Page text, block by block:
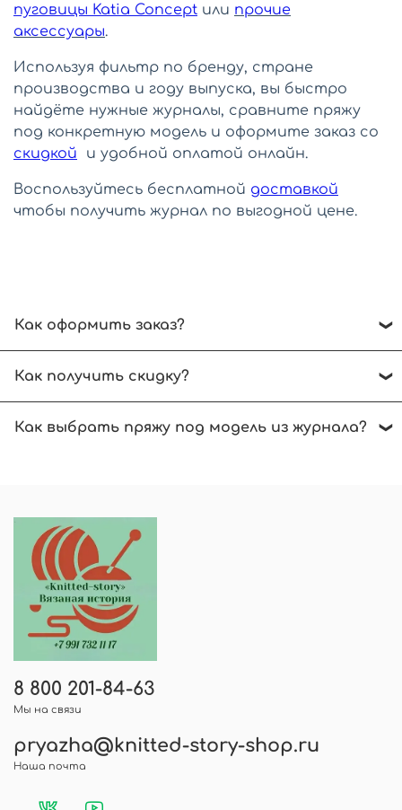
пуговицы Katia Concept или прочие
аксессуары.
Используя фильтр по бренду, стране
производства и году выпуска, вы быстро
найдёте нужные журналы, сравните пряжу
под конкретную модель и оформите заказ со
скидкой и удобной оплатой онлайн.
Воспользуйтесь бесплатной доставкой
чтобы получить журнал по выгодной цене.
Как оформить заказ?
оформлению заказа.
Если возникнут вопросы, напишите нам в
чат - выбирайте MAХ. Мы обязательно
Как получить скидку?
Как выбрать пряжу под модель из журнала?
8 800 201-84-63
Мы на связи
pryazha@knitted-story-shop.ru
Наша почта